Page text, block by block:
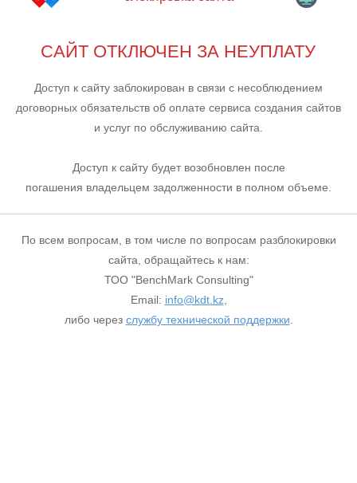
САЙТ ОТКЛЮЧЕН ЗА НЕУПЛАТУ
Доступ к сайту заблокирован в связи с несоблюдением
договорных обязательств об оплате сервиса создания сайтов
и услуг по обслуживанию сайта.
Доступ к сайту будет возобновлен после
погашения владельцем задолженности в полном объеме.
По всем вопросам, в том числе по вопросам разблокировки
сайта, обращайтесь к нам:
ТОО "BenchMark Consulting"
Email: info@kdt.kz,
либо через службу технической поддержки.